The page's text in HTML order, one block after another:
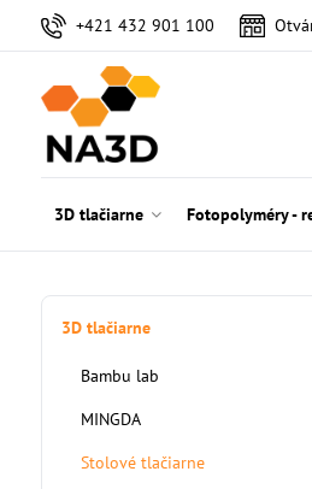
+421 432 901 100
3D tlačiarne Fotopolyméry -
3D tlačiarne
Bambu lab
MINGDA
Stolové tlačiarne